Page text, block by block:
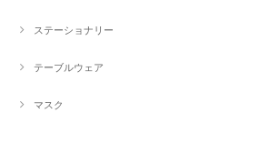
ステーショナリー
テーブルウェア
マスク